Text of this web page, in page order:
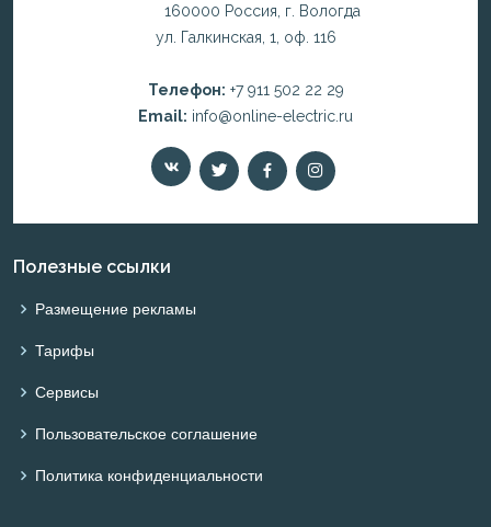
160000 Россия, г. Вологда
ул. Галкинская, 1, оф. 116
Телефон: +7 911 502 22 29
Email: info@online-electric.ru
Полезные ссылки
Размещение рекламы
Тарифы
Сервисы
Пользовательское соглашение
Политика конфиденциальности